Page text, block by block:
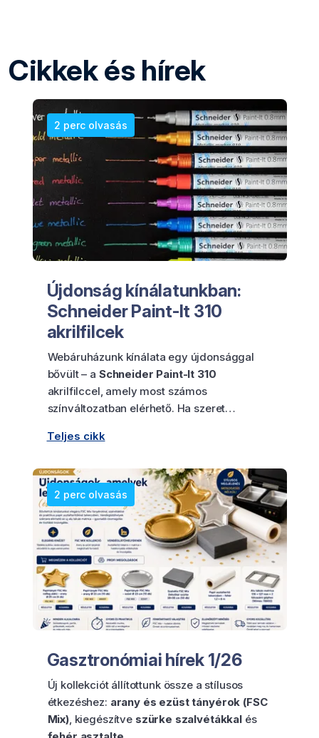
Cikkek és hírek
2 perc olvasás
Újdonság kínálatunkban:
Schneider Paint-It 310
akrilfilcek
Webáruházunk kínálata egy újdonsággal
bővült – a Schneider Paint-It 310
akrilfilccel, amely most számos
színváltozatban elérhető. Ha szeret…
Teljes cikk
2 perc olvasás
Gasztronómiai hírek 1/26
Új kollekciót állítottunk össze a stílusos
étkezéshez: arany és ezüst tányérok (FSC
Mix), kiegészítve szürke szalvétákkalés